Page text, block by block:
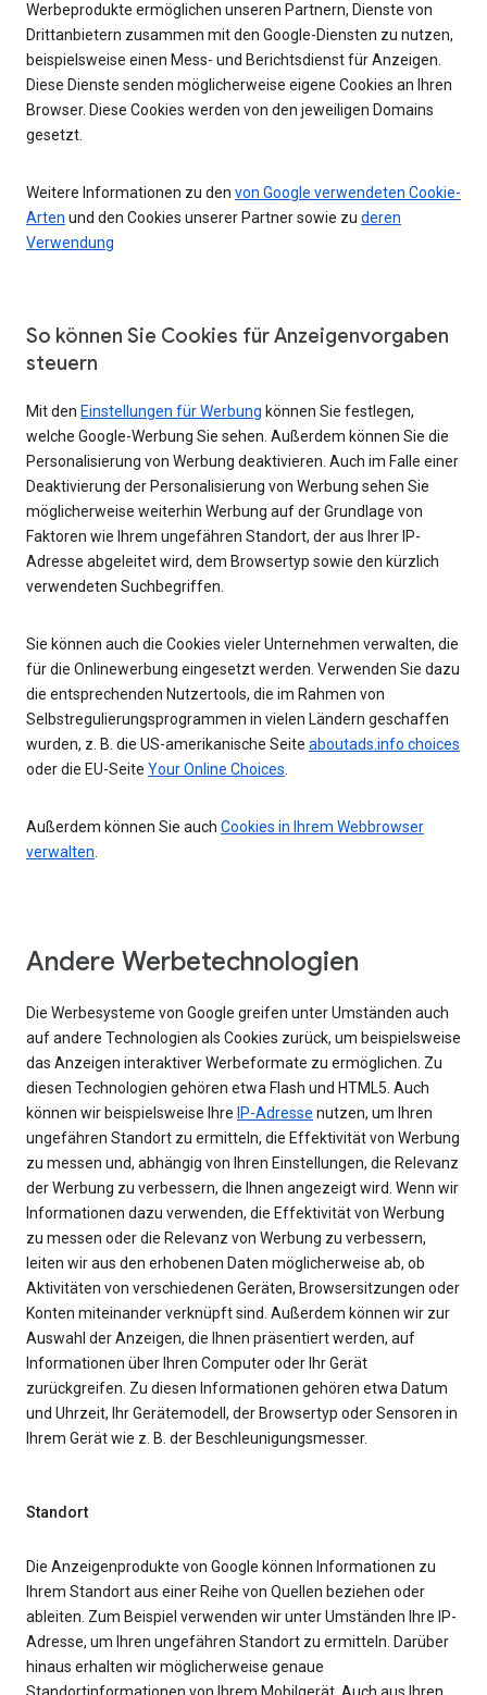
Werbeprodukte ermöglichen unseren Partnern, Dienste von
Drittanbietern zusammen mit den Google-Diensten zu nutzen,
beispielsweise einen Mess- und Berichtsdienst für Anzeigen.
Diese Dienste senden möglicherweise eigene Cookies an Ihren
Browser. Diese Cookies werden von den jeweiligen Domains
gesetzt.
Weitere Informationen zu den von Google verwendeten Cookie-
Arten und den Cookies unserer Partner sowie zu deren
Verwendung
So können Sie Cookies für Anzeigenvorgaben
steuern
Mit den Einstellungen für Werbung können Sie festlegen,
welche Google-Werbung Sie sehen. Außerdem können Sie die
Personalisierung von Werbung deaktivieren. Auch im Falle einer
Deaktivierung der Personalisierung von Werbung sehen Sie
möglicherweise weiterhin Werbung auf der Grundlage von
Faktoren wie Ihrem ungefähren Standort, der aus Ihrer IP-
Adresse abgeleitet wird, dem Browsertyp sowie den kürzlich
verwendeten Suchbegriffen.
Sie können auch die Cookies vieler Unternehmen verwalten, die
für die Onlinewerbung eingesetzt werden. Verwenden Sie dazu
die entsprechenden Nutzertools, die im Rahmen von
Selbstregulierungsprogrammen in vielen Ländern geschaffen
wurden, z. B. die US-amerikanische Seite aboutads.info choices
oder die EU-Seite Your Online Choices.
Außerdem können Sie auch Cookies in Ihrem Webbrowser
verwalten.
Andere Werbetechnologien
Die Werbesysteme von Google greifen unter Umständen auch
auf andere Technologien als Cookies zurück, um beispielsweise
das Anzeigen interaktiver Werbeformate zu ermöglichen. Zu
diesen Technologien gehören etwa Flash und HTML5. Auch
können wir beispielsweise Ihre IP-Adresse nutzen, um Ihren
ungefähren Standort zu ermitteln, die Effektivität von Werbung
zu messen und, abhängig von Ihren Einstellungen, die Relevanz
der Werbung zu verbessern, die Ihnen angezeigt wird. Wenn wir
Informationen dazu verwenden, die Effektivität von Werbung
zu messen oder die Relevanz von Werbung zu verbessern,
leiten wir aus den erhobenen Daten möglicherweise ab, ob
Aktivitäten von verschiedenen Geräten, Browsersitzungen oder
Konten miteinander verknüpft sind. Außerdem können wir zur
Auswahl der Anzeigen, die Ihnen präsentiert werden, auf
Informationen über Ihren Computer oder Ihr Gerät
zurückgreifen. Zu diesen Informationen gehören etwa Datum
und Uhrzeit, Ihr Gerätemodell, der Browsertyp oder Sensoren in
Ihrem Gerät wie z. B. der Beschleunigungsmesser.
Standort
Die Anzeigenprodukte von Google können Informationen zu
Ihrem Standort aus einer Reihe von Quellen beziehen oder
ableiten. Zum Beispiel verwenden wir unter Umständen Ihre IP-
Adresse, um Ihren ungefähren Standort zu ermitteln. Darüber
hinaus erhalten wir möglicherweise genaue